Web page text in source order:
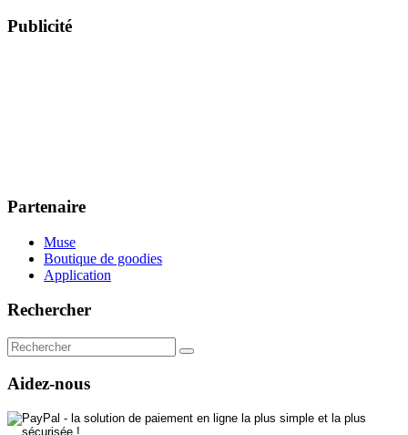
Publicité
Partenaire
Muse
Boutique de goodies
Application
Rechercher
Aidez-nous